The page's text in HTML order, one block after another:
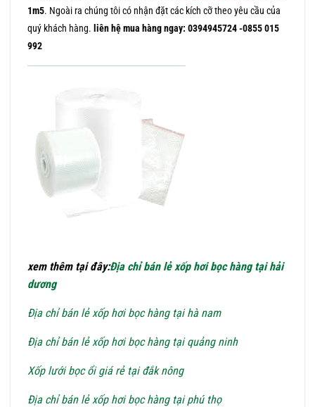
1m5. Ngoài ra chúng tôi có nhận đặt các kích cỡ theo yêu cầu của
quý khách hàng. liên hệ mua hàng ngay: 0394945724 -0855 015
992
xem thêm tại đây:Địa chỉ bán lẻ xốp hơi bọc hàng tại hải
dương
Địa chỉ bán lẻ xốp hơi bọc hàng tại hà nam
Địa chỉ bán lẻ xốp hơi bọc hàng tại quảng ninh
Xốp lưới bọc ổi giá rẻ tại đắk nông
Địa chỉ bán lẻ xốp hơi bọc hàng tại phú thọ